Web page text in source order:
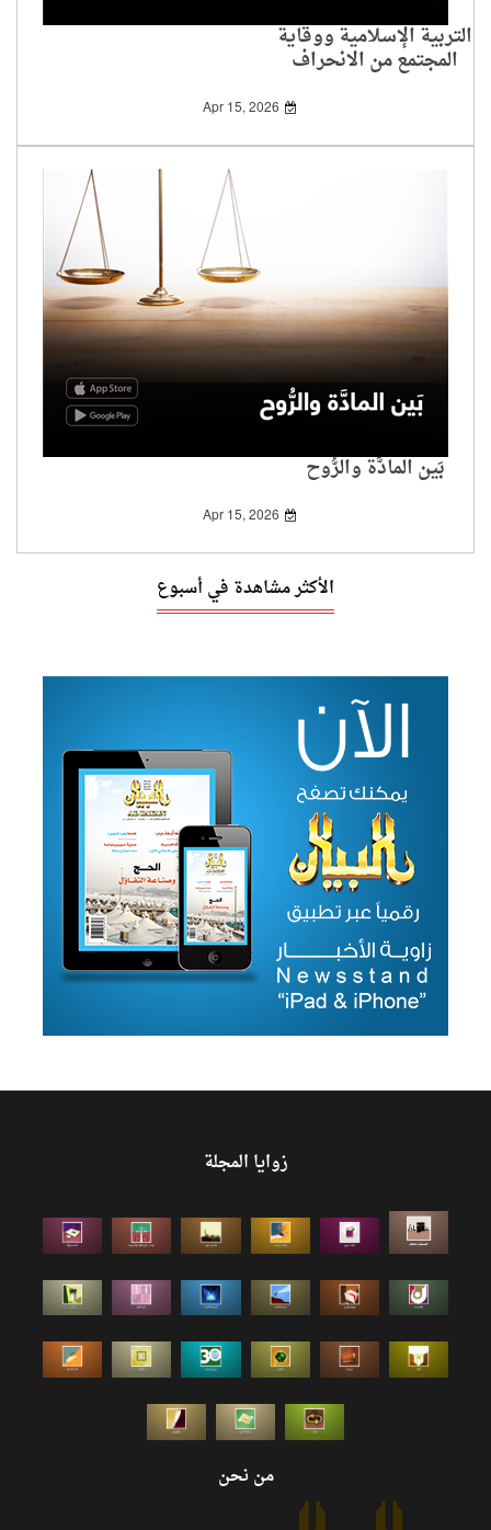
التربية الإسلامية ووقاية
المجتمع من الانحراف
Apr 15, 2026
بَين المادَّة والرُّوح
Apr 15, 2026
الأكثر مشاهدة في أسبوع
زوايا المجلة
من نحن